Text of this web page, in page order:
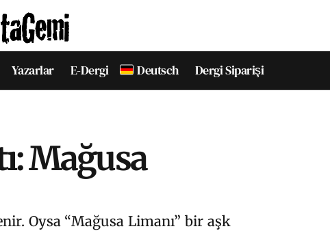
Yazarlar E-Dergi Deutsch Dergi Siparişi
Mağusa
Oysa “Mağusa Limanı” bir aşk